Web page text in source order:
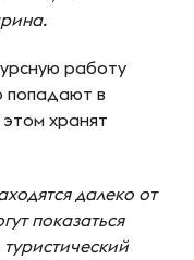
работу
попадают в
хранят
далеко от
показаться